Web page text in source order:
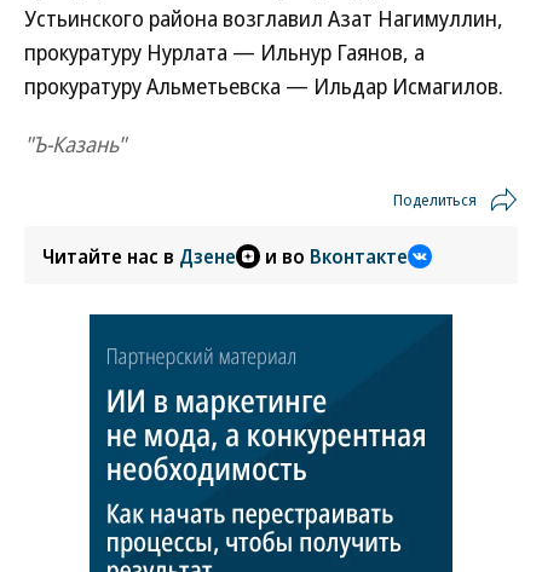
Устьинского района возглавил Азат Нагимуллин,
прокуратуру Нурлата — Ильнур Гаянов, а
прокуратуру Альметьевска — Ильдар Исмагилов.
"Ъ-Казань"
Поделиться
Читайте нас в Дзене и во Вконтакте